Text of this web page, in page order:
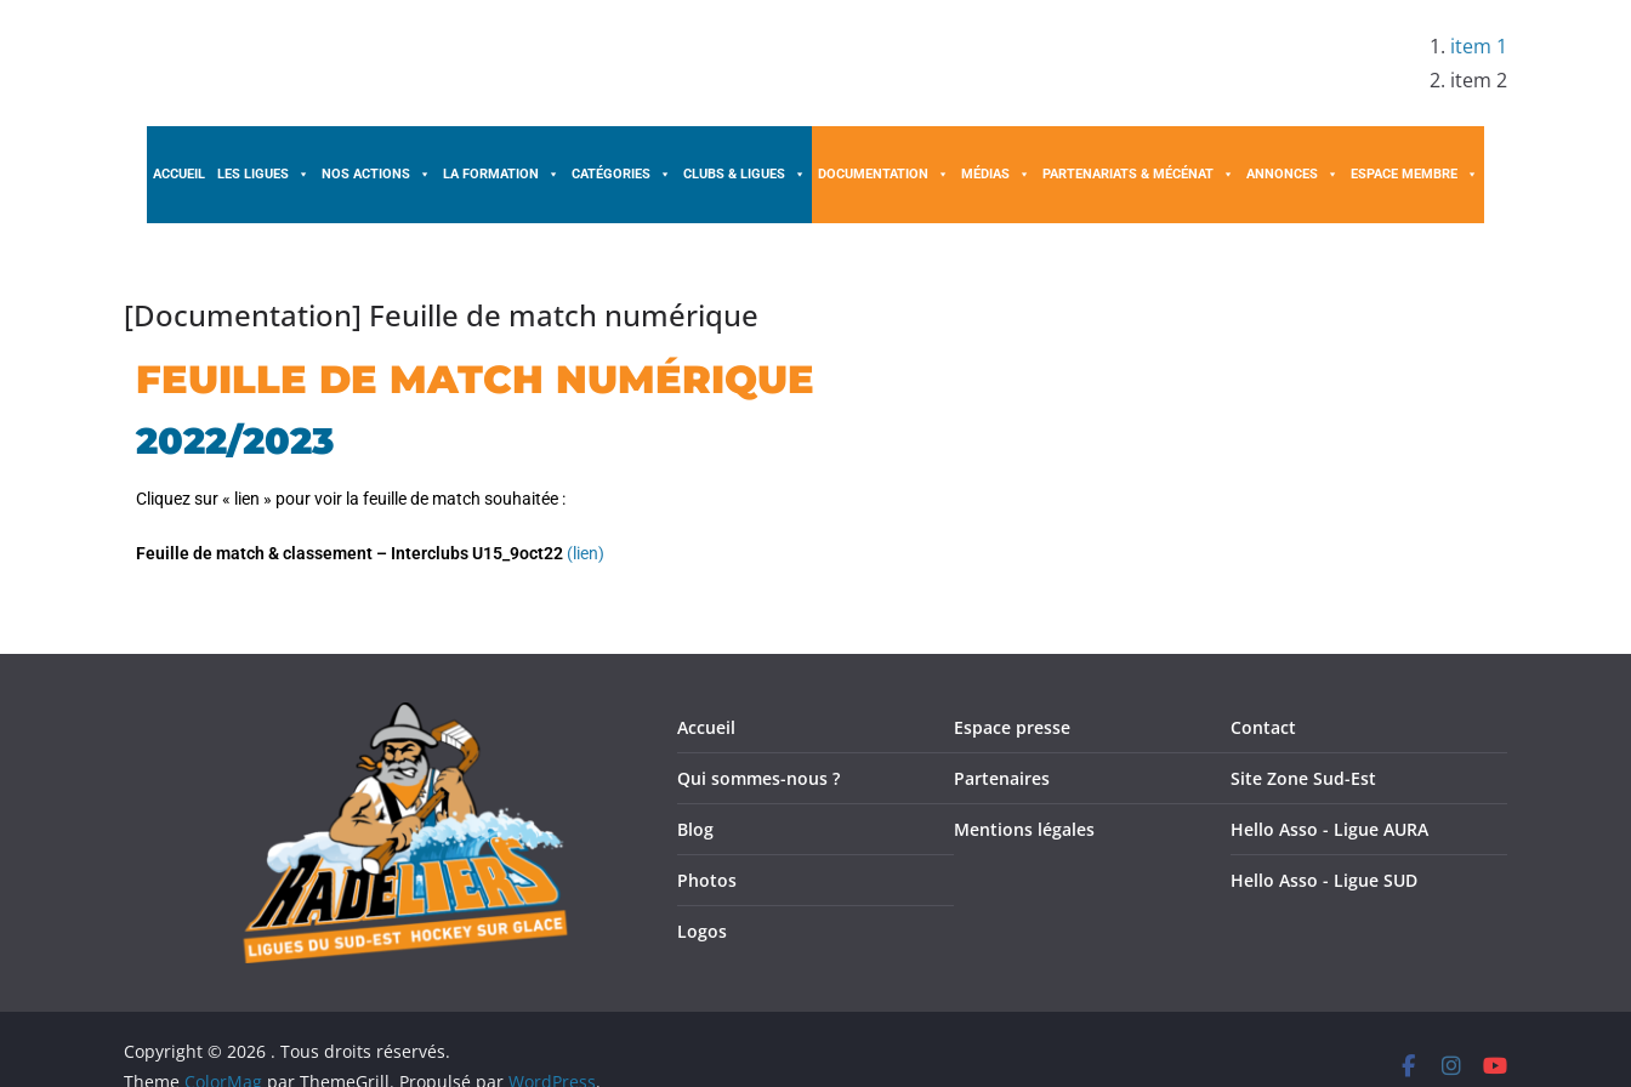
item 1
item 2
ACCUEIL LES LIGUES NOS ACTIONS LA FORMATION CATÉGORIES CLUBS & LIGUES DOCUMENTATION MÉDIAS PARTENARIATS & MÉCÉNAT ANNONCES ESPACE MEMBRE
[Documentation] Feuille de match numérique
FEUILLE DE MATCH NUMÉRIQUE
2022/2023
Cliquez sur « lien » pour voir la feuille de match souhaitée :
Feuille de match & classement – Interclubs U15_9oct22 (lien)
Accueil
Qui sommes-nous ?
Blog
Photos
Logos
Espace presse
Partenaires
Mentions légales
Contact
Site Zone Sud-Est
Hello Asso - Ligue AURA
Hello Asso - Ligue SUD
Copyright © 2026 . Tous droits réservés.
Theme ColorMag par ThemeGrill. Propulsé par WordPress.